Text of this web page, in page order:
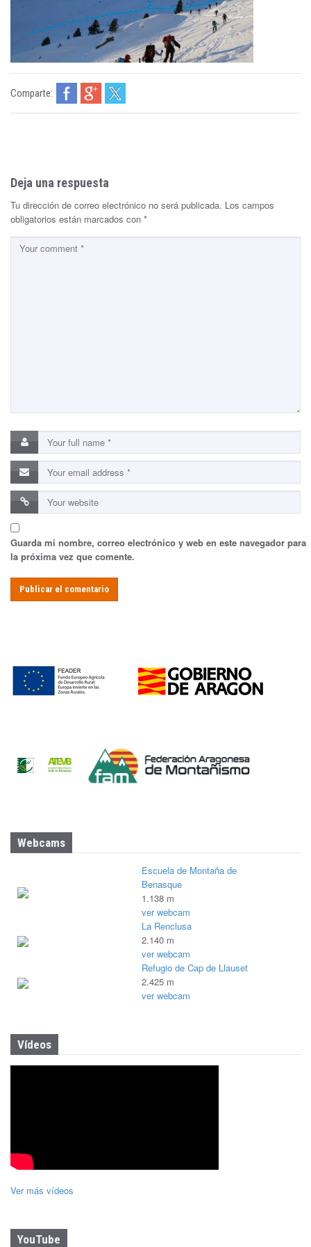
Comparte:
Deja una respuesta
Tu dirección de correo electrónico no será publicada. Los campos
obligatorios están marcados con *
Guarda mi nombre, correo electrónico y web en este navegador para
la próxima vez que comente.
Webcams
Escuela de Montaña de
Benasque
1.138 m
ver webcam
La Renclusa
2.140 m
ver webcam
Refugio de Cap de Llauset
2.425 m
ver webcam
Vídeos
Ver más vídeos
YouTube